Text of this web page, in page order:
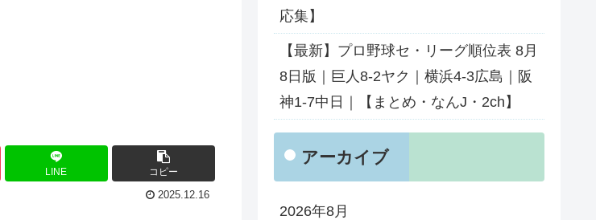
LINE コピー
2025.12.16
応集】
【最新】プロ野球セ・リーグ順位表 8月
8日版｜巨人8-2ヤク｜横浜4-3広島｜阪
神1-7中日｜【まとめ・なんJ・2ch】
アーカイブ
2026年8月